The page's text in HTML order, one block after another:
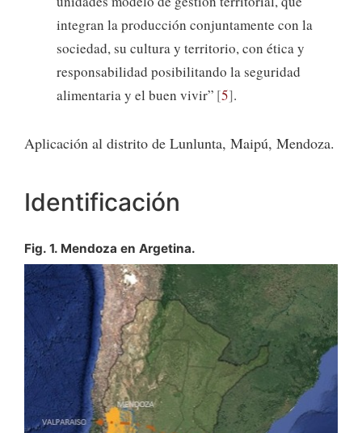
integran la producción conjuntamente con la
sociedad, su cultura y territorio, con ética y
responsabilidad posibilitando la seguridad
alimentaria y el buen vivir” 5 .
Aplicación al distrito de Lunlunta, Maipú, Mendoza.
Identificación
Fig. 1. Mendoza en Argetina.